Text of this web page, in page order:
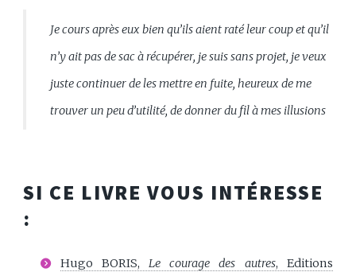
Je cours après eux bien qu’ils aient raté leur coup et qu’il
n’y ait pas de sac à récupérer, je suis sans projet, je veux
juste continuer de les mettre en fuite, heureux de me
trouver un peu d’utilité, de donner du fil à mes illusions
SI CE LIVRE VOUS INTÉRESSE
:
Hugo BORIS,Le courage des autres, Editions